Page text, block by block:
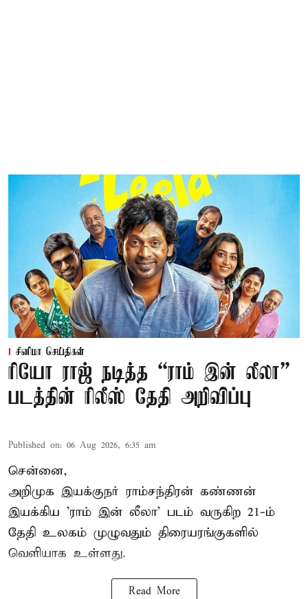
சினிமா செய்திகள்
ரியோ ராஜ் நடித்த “ராம் இன் லீலா”
படத்தின் ரிலீஸ் தேதி அறிவிப்பு
Published on: 06 Aug 2026, 6:35 am
சென்னை,
அறிமுக இயக்குநர் ராம்சந்திரன் கண்ணன்
இயக்கிய 'ராம் இன் லீலா' படம் வருகிற 21-ம்
தேதி உலகம் முழுவதும் திரையரங்குகளில்
வெளியாக உள்ளது.
Read More